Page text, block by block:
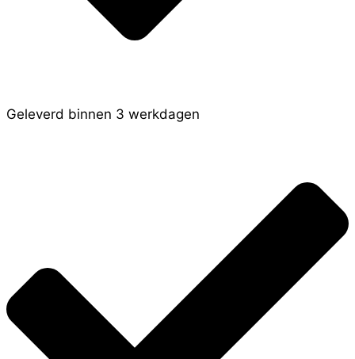
Geleverd binnen 3 werkdagen